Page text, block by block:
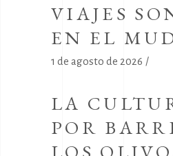
VIAJES
EN EL
1 de agosto de 2026
LA
POR